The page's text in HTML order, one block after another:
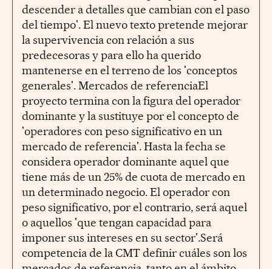
descender a detalles que cambian con el paso
del tiempo'. El nuevo texto pretende mejorar
la supervivencia con relación a sus
predecesoras y para ello ha querido
mantenerse en el terreno de los 'conceptos
generales'. Mercados de referenciaEl
proyecto termina con la figura del operador
dominante y la sustituye por el concepto de
'operadores con peso significativo en un
mercado de referencia'. Hasta la fecha se
considera operador dominante aquel que
tiene más de un 25% de cuota de mercado en
un determinado negocio. El operador con
peso significativo, por el contrario, será aquel
o aquellos 'que tengan capacidad para
imponer sus intereses en su sector'.Será
competencia de la CMT definir cuáles son los